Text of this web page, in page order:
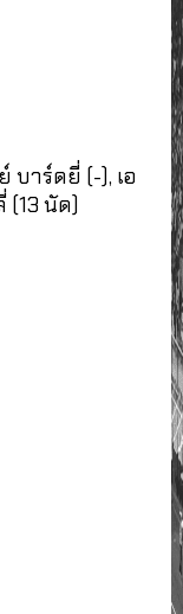
บาร์ดยี่ (-), เอ
(13 นัด)